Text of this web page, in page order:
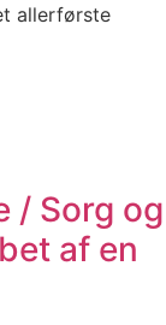
allerførste
/ Sorg og
af en